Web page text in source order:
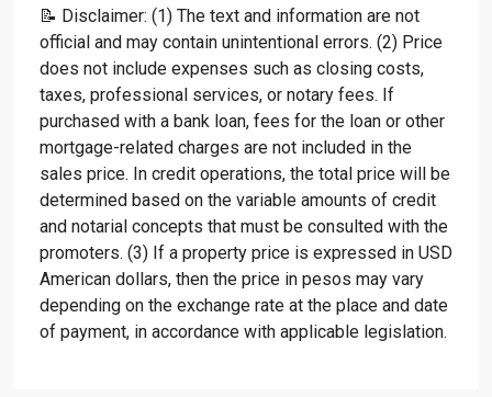
📝 Disclaimer: (1) The text and information are not
official and may contain unintentional errors. (2) Price
does not include expenses such as closing costs,
taxes, professional services, or notary fees. If
purchased with a bank loan, fees for the loan or other
mortgage-related charges are not included in the
sales price. In credit operations, the total price will be
determined based on the variable amounts of credit
and notarial concepts that must be consulted with the
promoters. (3) If a property price is expressed in USD
American dollars, then the price in pesos may vary
depending on the exchange rate at the place and date
of payment, in accordance with applicable legislation.